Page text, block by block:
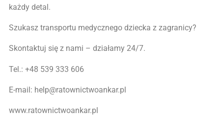
każdy detal.
Szukasz transportu medycznego dziecka z zagranicy?
Skontaktuj się z nami – działamy 24/7.
Tel.: +48 539 333 606
E-mail: help@ratownictwoankar.pl
www.ratownictwoankar.pl